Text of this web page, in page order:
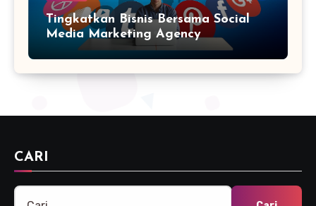
Tingkatkan Bisnis Bersama Social
Media Marketing Agency
CARI
Cari